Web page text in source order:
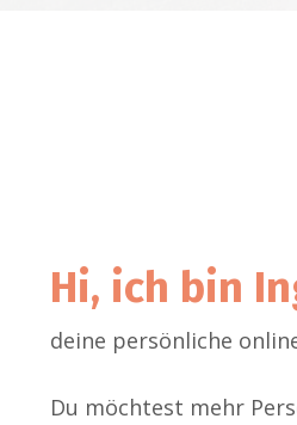
Hi, ich bin
deine persönliche
Du möchtest mehr